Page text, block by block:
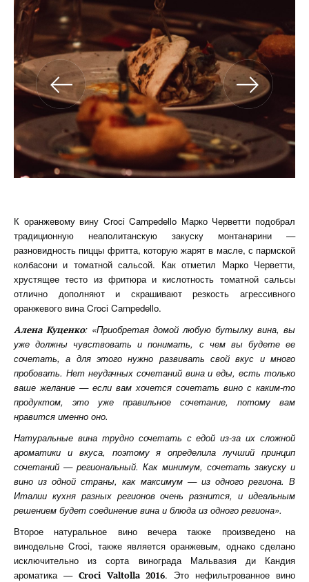
К оранжевому вину Croci Campedello Марко Черветти подобрал
традиционную неаполитанскую закуску монтанарини —
разновидность пиццы фритта, которую жарят в масле, с пармской
колбасони и томатной сальсой. Как отметил Марко Черветти,
хрустящее тесто из фритюра и кислотность томатной сальсы
отлично дополняют и скрашивают резкость агрессивного
оранжевого вина Croci Campedello.
Алена Куценко: «Приобретая домой любую бутылку вина, вы
уже должны чувствовать и понимать, с чем вы будете ее
сочетать, а для этого нужно развивать свой вкус и много
пробовать. Нет неудачных сочетаний вина и еды, есть только
ваше желание — если вам хочется сочетать вино с каким-то
продуктом, это уже правильное сочетание, потому вам
нравится именно оно.
Натуральные вина трудно сочетать с едой из-за их сложной
ароматики и вкуса, поэтому я определила лучший принцип
сочетаний — региональный. Как минимум, сочетать закуску и
вино из одной страны, как максимум — из одного региона. В
Италии кухня разных регионов очень разнится, и идеальным
решением будет соединение вина и блюда из одного региона».
Второе натуральное вино вечера также произведено на
винодельне Croci, также является оранжевым, однако сделано
исключительно из сорта винограда Мальвазия ди Кандия
ароматика — Croci Valtolla 2016. Это нефильтрованное вино